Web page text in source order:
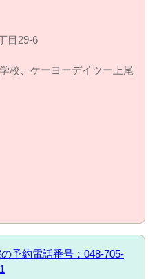
目29‐6
校、ケーヨーデイツー上尾